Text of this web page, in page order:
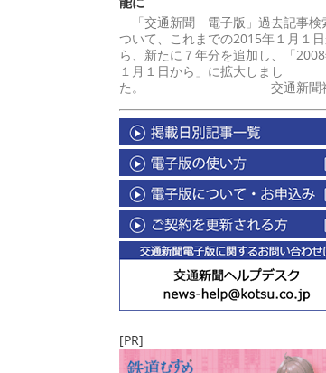
「交通新聞 電子版」過去記事検
ついて、これまでの2015年１月１
ら、新たに７年分を追加し、「
１月１日から」に拡大しまし
た。 交通新聞
[PR]